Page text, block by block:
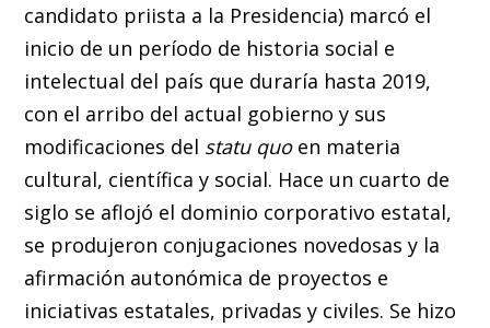
candidato priista a la Presidencia) marcó el
inicio de un período de historia social e
intelectual del país que duraría hasta 2019,
con el arribo del actual gobierno y sus
modificaciones del statu quoen materia
cultural, científica y social. Hace un cuarto de
siglo se aflojó el dominio corporativo estatal,
se produjeron conjugaciones novedosas y la
afirmación autonómica de proyectos e
iniciativas estatales, privadas y civiles. Se hizo